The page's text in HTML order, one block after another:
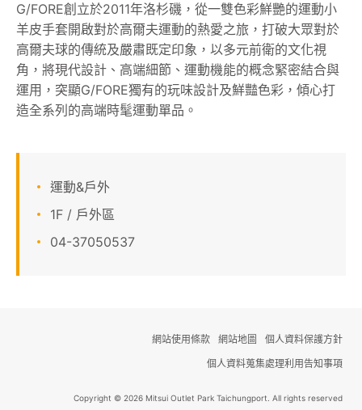
櫃位資訊
顧客服務
關於我們
APP會員專區
G/FORE創立於2011年洛杉磯，從一雙色彩鮮艷的運動小
羊皮手套開啟對於高爾夫運動的熱愛之旅，打破大眾對於
高爾夫球的傳統及嚴肅既定印象，以多元前衛的文化視
角，將現代設計、高端細節、運動機能的概念緊密結合與
運用，突顯G/FORE獨有的玩味設計及鮮豔色彩，傾心打
造全系列的高端時髦運動單品。
運動&戶外
1F / 戶外區
04-37050537
網站使用條款 網站地圖
個人資料保護方針
個人資料蒐集處理利用告知事項
Copyright © 2026 Mitsui Outlet Park Taichungport. All rights reserved